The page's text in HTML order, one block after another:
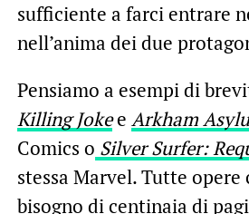
sufficiente a farci entrare
nell’anima dei due
Pensiamo a esempi di
Killing Jokee Arkham
Comics o Silver Surfer:
stessa Marvel. Tutte opere
bisogno di centinaia di